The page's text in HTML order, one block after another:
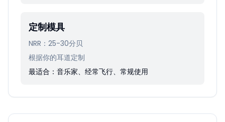
定制模具
NRR：25-30分贝
根据你的耳道定制
最适合：音乐家、经常飞行、常规使用